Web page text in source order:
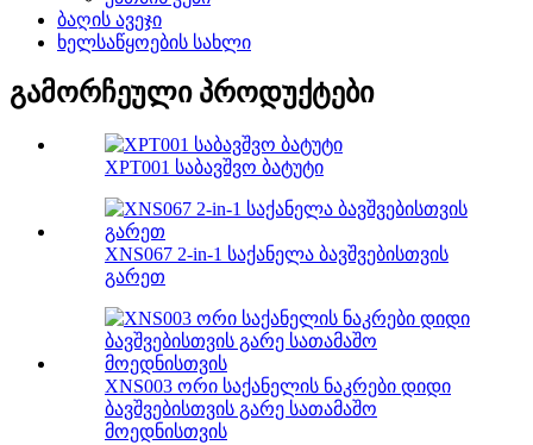
ბაღის ავეჯი
ხელსაწყოების სახლი
გამორჩეული პროდუქტები
XPT001 საბავშვო ბატუტი
XNS067 2-in-1 საქანელა ბავშვებისთვის
გარეთ
XNS003 ორი საქანელის ნაკრები დიდი
ბავშვებისთვის გარე სათამაშო
მოედნისთვის